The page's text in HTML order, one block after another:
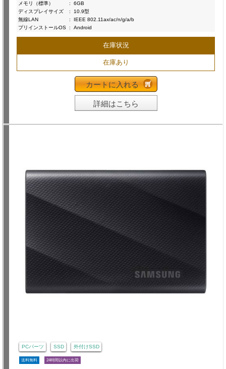
メモリ（標準）
:
6GB
ディスプレイサイズ
:
10.9型
無線LAN
:
IEEE 802.11ax/ac/n/g/a/b
プリインストールOS : Android
在庫状況
在庫あり
カートに入れる
詳細はこちら
PCパーツ SSD 外付けSSD
送料無料 24時間以内に出荷